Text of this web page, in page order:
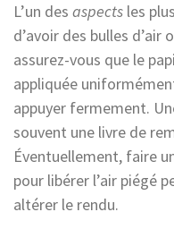
L’un des aspects les
d’avoir des bulles d’air
assurez-vous que le
appliquée
appuyer fermement.
souvent une livre de
Éventuellement, faire
pour libérer l’air piégé
altérer le rendu.